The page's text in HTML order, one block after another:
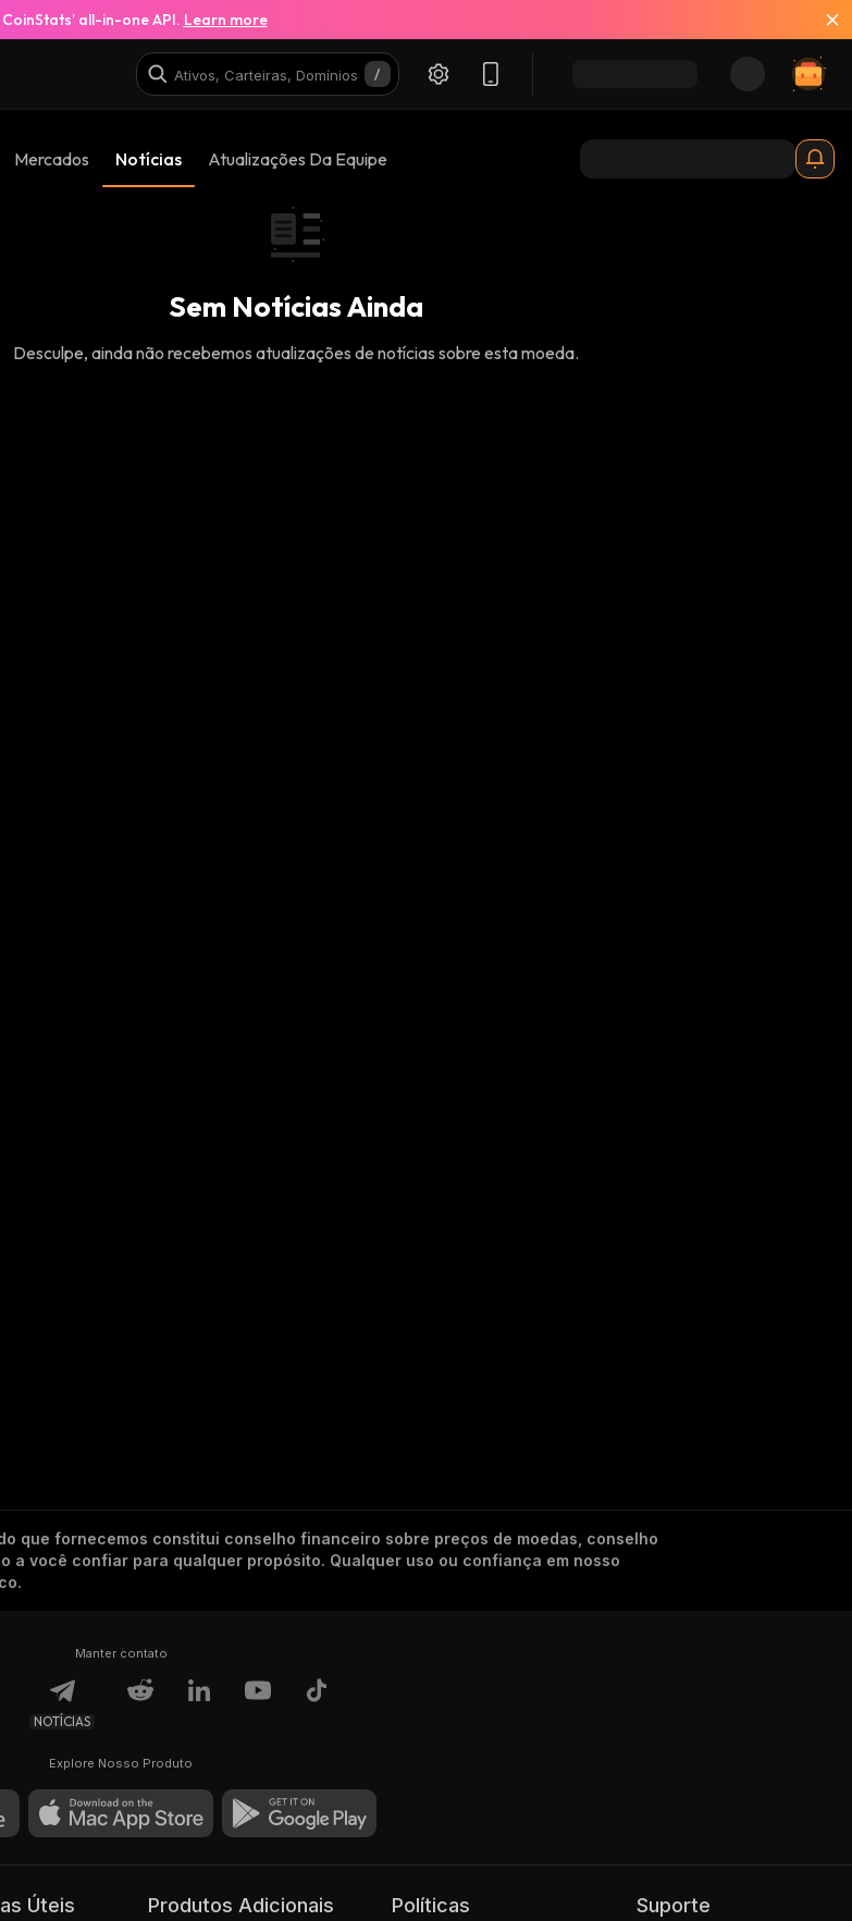
all-in-one API. Learn more
Mercados Notícias Atualizações Da Equipe
Sem Notícias Ainda
Desculpe, ainda não recebemos atualizações de notícias sobre esta moeda.
que fornecemos constitui conselho financeiro sobre preços de moedas, conselho
a você confiar para qualquer propósito. Qualquer uso ou confiança em nosso
Manter contato
NOTÍCIAS
Explore Nosso Produto
Úteis Produtos Adicionais Políticas Suporte